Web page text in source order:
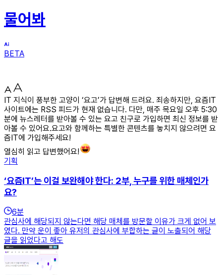
물어봐
BETA
IT 지식이 풍부한 고양이 ‘요고’가 답변해 드려요. 죄송하지만, 요즘IT
사이트에는 RSS 피드가 현재 없습니다. 다만, 매주 목요일 오후 5:30
분에 뉴스레터를 받아볼 수 있는 요고 친구로 가입하면 최신 정보를 받
아볼 수 있어요.요고와 함께하는 특별한 콘텐츠를 놓치지 않으려면 요
즘IT에 가입해주세요!
열심히 읽고 답변했어요!
기획
‘요즘IT’는 이걸 보완해야 한다: 2부, 누구를 위한 매체인가
요?
6분
관심사에 해당되지 않는다면 해당 매체를 방문할 이유가 크게 없어 보
였다. 만약 운이 좋아 유저의 관심사에 부합하는 글이 노출되어 해당
글을 읽었다고 해도